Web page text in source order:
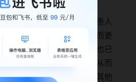
理效率 ：管理员和人事负责人
确认员工的休假申请，从而更
勤管理。此外，批准流程也已
据和确认工作大大减少，从而
统批准工作上的时间用于其他